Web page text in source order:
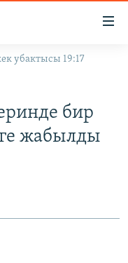
убактысы 19:17
бир
жабылды